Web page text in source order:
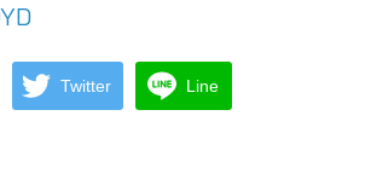
Twitter Line